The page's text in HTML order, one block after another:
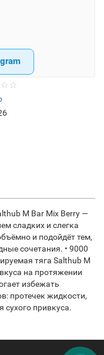
M Bar Mix Berry —
сладких и слегка
и подойдёт тем,
сочетания. • 9000
тяга Salthub M
на протяжении
избежать
протечек жидкости,
сухого привкуса.